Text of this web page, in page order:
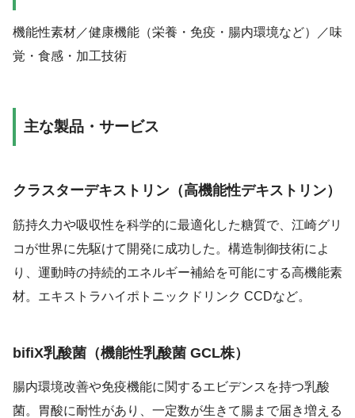
機能性素材／健康機能（栄養・免疫・腸内環境など）／味
覚・食感・加工技術
主な製品・サービス
クラスターデキストリン（高機能性デキストリン）
筋持久力や吸収性を科学的に最適化した糖質で、江崎グリ
コが世界に先駆けて開発に成功した。構造制御技術によ
り、運動時の持続的エネルギー補給を可能にする高機能素
材。エキストラハイポトニックドリンク CCDなど。
bifiX乳酸菌（機能性乳酸菌 GCL株）
腸内環境改善や免疫機能に関するエビデンスを持つ乳酸
菌。胃酸に耐性があり、一定数が生きて腸まで届き増える